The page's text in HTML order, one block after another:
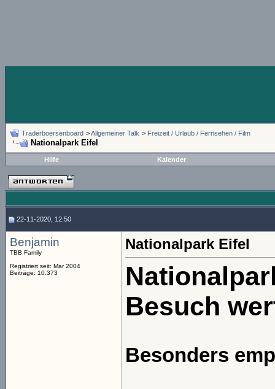
Traderboersenboard >Allgemeiner Talk > Freizeit / Urlaub / Fernsehen / Film
Nationalpark Eifel
Hilfe Kalender
22-11-2020, 12:50
Benjamin
TBB Family
Registriert seit: Mar 2004
Beiträge: 10.373
Nationalpark Eifel
Besuch
Besonders